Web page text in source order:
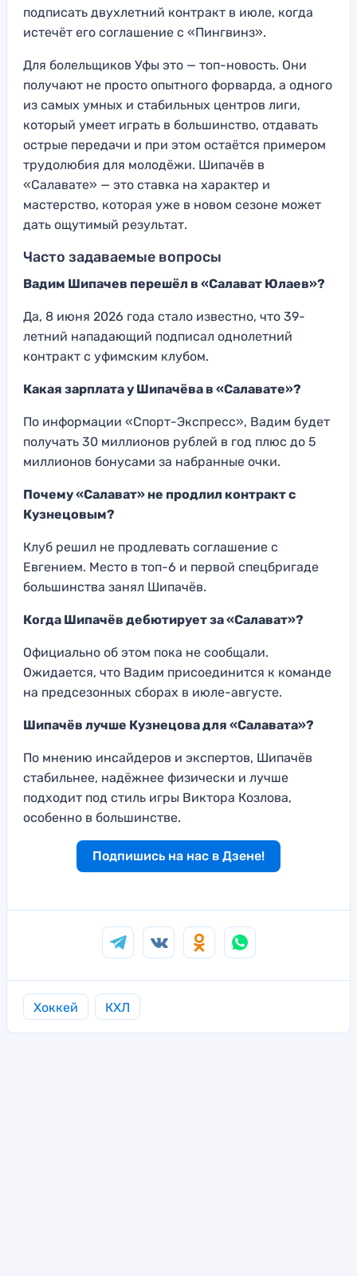
подписать двухлетний контракт в июле, когда
истечёт его соглашение с «Пингвинз».
Для болельщиков Уфы это — топ-новость. Они
получают не просто опытного форварда, а одного
из самых умных и стабильных центров лиги,
который умеет играть в большинство, отдавать
острые передачи и при этом остаётся примером
трудолюбия для молодёжи. Шипачёв в
«Салавате» — это ставка на характер и
мастерство, которая уже в новом сезоне может
дать ощутимый результат.
Часто задаваемые вопросы
Вадим Шипачев перешёл в «Салават Юлаев»?
Да, 8 июня 2026 года стало известно, что 39-
летний нападающий подписал однолетний
контракт с уфимским клубом.
Какая зарплата у Шипачёва в «Салавате»?
По информации «Спорт-Экспресс», Вадим будет
получать 30 миллионов рублей в год плюс до 5
миллионов бонусами за набранные очки.
Почему «Салават» не продлил контракт с
Кузнецовым?
Клуб решил не продлевать соглашение с
Евгением. Место в топ-6 и первой спецбригаде
большинства занял Шипачёв.
Когда Шипачёв дебютирует за «Салават»?
Официально об этом пока не сообщали.
Ожидается, что Вадим присоединится к команде
на предсезонных сборах в июле-августе.
Шипачёв лучше Кузнецова для «Салавата»?
По мнению инсайдеров и экспертов, Шипачёв
стабильнее, надёжнее физически и лучше
подходит под стиль игры Виктора Козлова,
особенно в большинстве.
Подпишись на нас в Дзене!
Хоккей КХЛ